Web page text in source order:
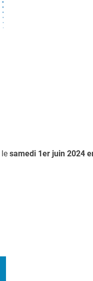
lesamedi 1er juin 2024